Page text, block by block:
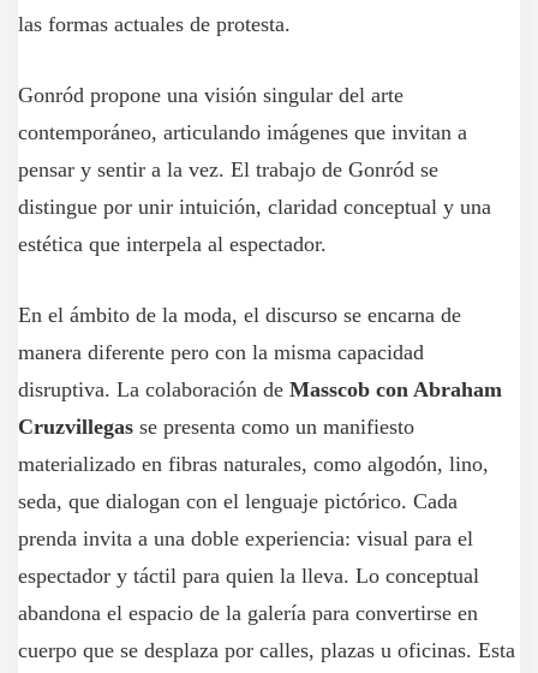
las formas actuales de protesta.
Gonród propone una visión singular del arte
contemporáneo, articulando imágenes que invitan a
pensar y sentir a la vez. El trabajo de Gonród se
distingue por unir intuición, claridad conceptual y una
estética que interpela al espectador.
En el ámbito de la moda, el discurso se encarna de
manera diferente pero con la misma capacidad
disruptiva. La colaboración de Masscob con Abraham
Cruzvillegas se presenta como un manifiesto
materializado en fibras naturales, como algodón, lino,
seda, que dialogan con el lenguaje pictórico. Cada
prenda invita a una doble experiencia: visual para el
espectador y táctil para quien la lleva. Lo conceptual
abandona el espacio de la galería para convertirse en
cuerpo que se desplaza por calles, plazas u oficinas. Esta